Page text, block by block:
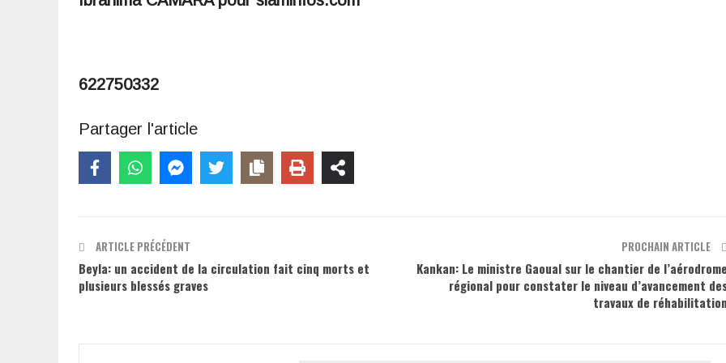
622750332
Partager l'article
ARTICLE PRÉCÉDENT
Beyla: un accident de la circulation fait cinq morts et
plusieurs blessés graves
PROCHAIN ARTICLE
Kankan: Le ministre Gaoual sur le chantier de l’aérodrome
régional pour constater le niveau d’avancement
travaux de réhabilitation